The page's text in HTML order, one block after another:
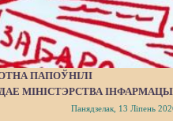
ПАПОЎНІЛІ
МІНІСТЭРСТВА
Панядзелак, 13 Ліпень